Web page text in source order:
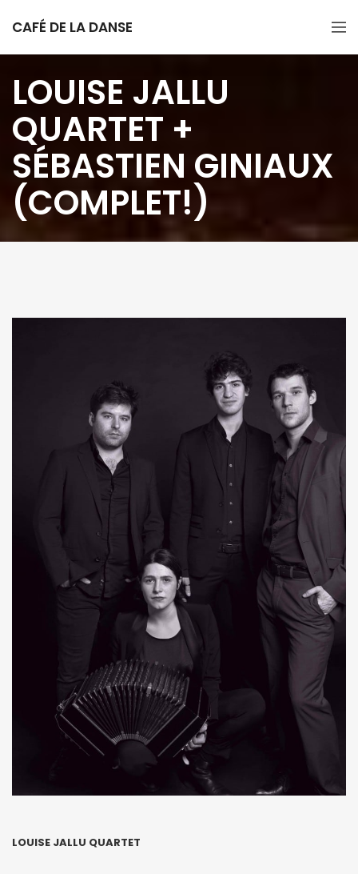
CAFÉ DE LA DANSE
LOUISE JALLU
QUARTET +
SÉBASTIEN GINIAUX
(COMPLET!)
LOUISE JALLU QUARTET